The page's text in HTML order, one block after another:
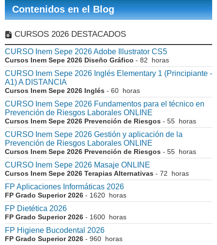
Contenidos en el Blog
CURSOS 2026 DESTACADOS
CURSO Inem Sepe 2026 Adobe Illustrator CS5
Cursos Inem Sepe 2026 Diseño Gráfico - 82 horas
CURSO Inem Sepe 2026 Inglés Elementary 1 (Principiante -
A1) A DISTANCIA
Cursos Inem Sepe 2026 Inglés - 60 horas
CURSO Inem Sepe 2026 Fundamentos para el técnico en
Prevención de Riesgos Laborales ONLINE
Cursos Inem Sepe 2026 Prevención de Riesgos - 55 horas
CURSO Inem Sepe 2026 Gestión y aplicación de la
Prevención de Riesgos Laborales ONLINE
Cursos Inem Sepe 2026 Prevención de Riesgos - 55 horas
CURSO Inem Sepe 2026 Masaje ONLINE
Cursos Inem Sepe 2026 Terapias Alternativas - 72 horas
FP Aplicaciones Informáticas 2026
FP Grado Superior 2026 - 1620 horas
FP Dietética 2026
FP Grado Superior 2026 - 1600 horas
FP Higiene Bucodental 2026
FP Grado Superior 2026 - 960 horas